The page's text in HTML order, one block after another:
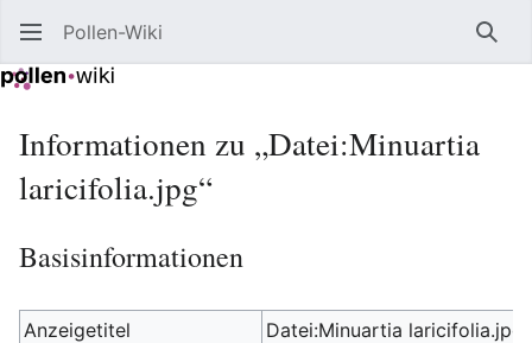
Pollen-Wiki
Informationen zu „Datei:Minuartia
laricifolia.jpg“
Basisinformationen
Anzeigetitel
Datei:Minuartia laricifolia.jpg